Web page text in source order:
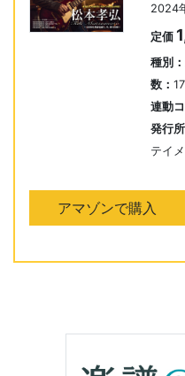
2024
定価
種別：
数：
連動
発行所
テイ
アマゾンで購入